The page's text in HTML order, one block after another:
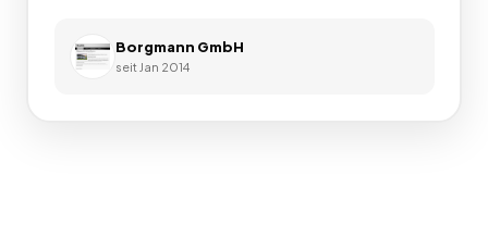
Borgmann GmbH
seit Jan 2014